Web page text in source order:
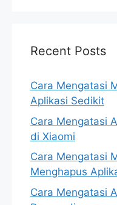
Recent Posts
Cara Mengatasi
Aplikasi Sedikit
Cara Mengatasi
di Xiaomi
Cara Mengatasi
Menghapus
Cara Mengatasi